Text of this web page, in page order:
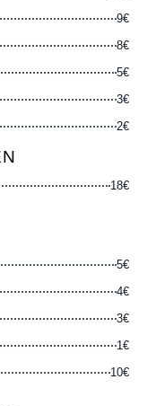
9€
8€
5€
3€
2€
18€
5€
4€
3€
1€
10€